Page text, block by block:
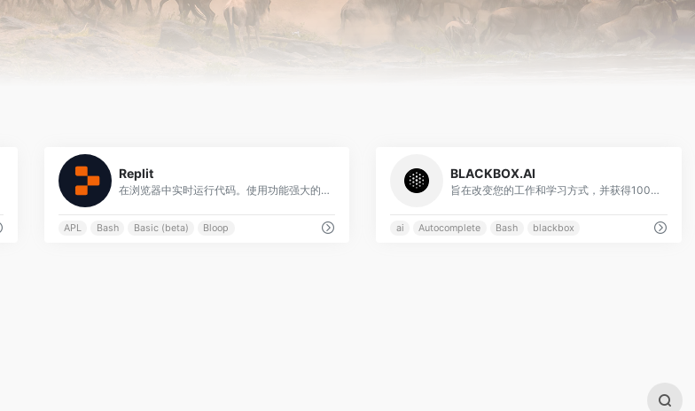
Replit
在浏览器中实时运行代码。使用功能强大的IDE、编译器和解释器Replit在线编写和运行50多种语言的代码。
APL Bash Basic (beta) Bloop
BLACKBOX.AI
旨在改变您的工作和学习方式，并获得1000万用户和《财富》500强公司的信赖
ai Autocomplete Bash blackbox